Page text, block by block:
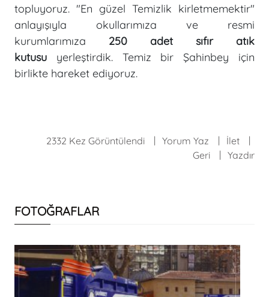
topluyoruz. "En güzel Temizlik kirletmemektir"
anlayışıyla okullarımıza ve resmi
kurumlarımıza 250 adet sıfır atık
kutusu yerleştirdik. Temiz bir Şahinbey için
birlikte hareket ediyoruz.
2332 Kez Görüntülendi Yorum Yaz
İlet
Geri
Yazdır
FOTOĞRAFLAR